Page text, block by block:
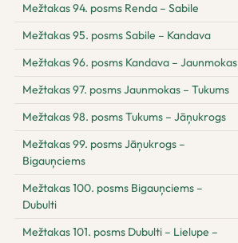
Mežtakas 94. posms Renda – Sabile
Mežtakas 95. posms Sabile – Kandava
Mežtakas 96. posms Kandava – Jaunmokas
Mežtakas 97. posms Jaunmokas – Tukums
Mežtakas 98. posms Tukums – Jāņukrogs
Mežtakas 99. posms Jāņukrogs –
Bigauņciems
Mežtakas 100. posms Bigauņciems –
Dubulti
Mežtakas 101. posms Dubulti – Lielupe –